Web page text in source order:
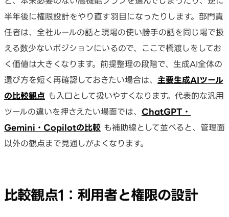
半年後に権限設計をやり直す羽目になったりします。部門責
任者は、全社ルールの話と現場の使い勝手の話を同じ場で扱
える数少ないポジションにいるので、ここで橋渡しをしてお
く価値は大きくなります。前提整理の段階で、生成AI全体の
選び方を短く再確認しておきたい場合は、 主要生成AIツール
の比較観点 も入口として扱いやすくなります。代表的な汎用
ツールの違いを押さえたい場面では、 ChatGPT・
Gemini・Copilotの比較 も補助線として並べると、管理面
以外の観点まで見通しがよくなります。
比較観点1：利用者と権限の設計